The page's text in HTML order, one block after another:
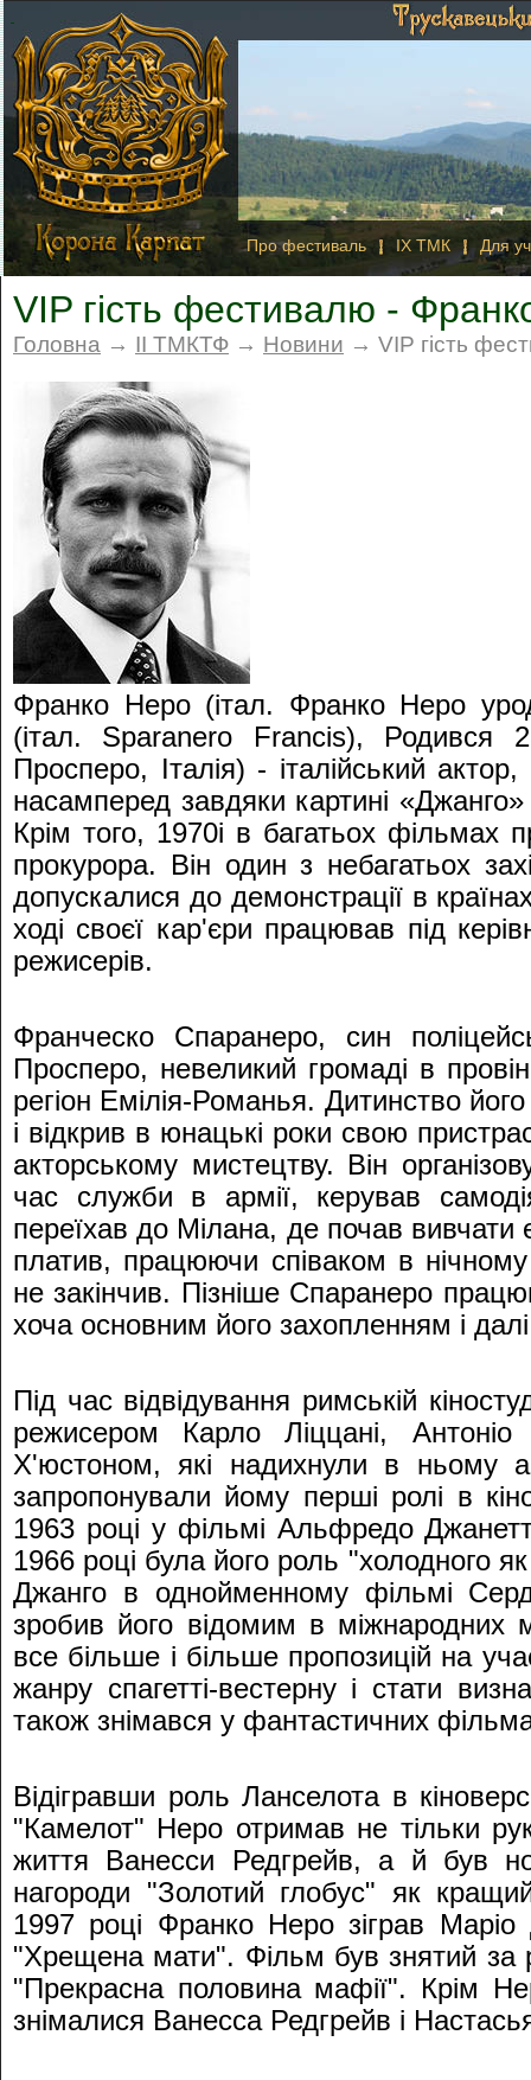
Про фестиваль IX ТМК Для
VIP гість фестивалю -
Головна → II ТМКТФ → Новини → VIP гість
Франко Неро (італ. Франко Неро
(італ. Sparanero Francis), Родився
Просперо, Італія) - італійський
насамперед завдяки картині «Джанго»
Крім того, 1970і в багатьох фільмах
прокурора. Він один з небагатьох
допускалися до демонстрації в
ході своєї кар'єри працював під
режисерів.
Франческо Спаранеро, син
Просперо, невеликий громаді в
регіон Емілія-Романья. Дитинство
і відкрив в юнацькі роки свою
акторському мистецтву. Він
час служби в армії, керував
переїхав до Мілана, де почав вивчати
платив, працюючи співаком в
не закінчив. Пізніше Спаранеро
хоча основним його захопленням і
Під час відвідування римській
режисером Карло Ліццані,
Х'юстоном, які надихнули в ньому
запропонували йому перші ролі в
1963 році у фільмі Альфредо
1966 році була його роль "холодного
Джанго в однойменному фільмі
зробив його відомим в міжнародних
все більше і більше пропозицій на
жанру спагетті-вестерну і стати
також знімався у фантастичних
Відігравши роль Ланселота в
"Камелот" Неро отримав не тільки
життя Ванесси Редгрейв, а й був
нагороди "Золотий глобус" як
1997 році Франко Неро зіграв
"Хрещена мати". Фільм був знятий
"Прекрасна половина мафії". Крім
знімалися Ванесса Редгрейв і Настасья